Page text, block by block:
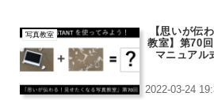
写真教室
【思いが伝
教室】第70
マニュアル
2022-03-24